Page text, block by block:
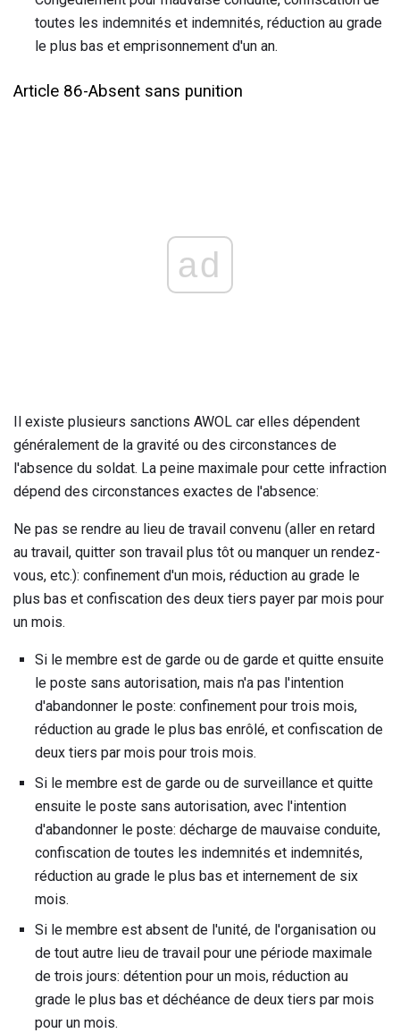
toutes les indemnités et indemnités, réduction au grade
le plus bas et emprisonnement d'un an.
Article 86-Absent sans punition
ad
Il existe plusieurs sanctions AWOL car elles dépendent
généralement de la gravité ou des circonstances de
l'absence du soldat. La peine maximale pour cette infraction
dépend des circonstances exactes de l'absence:
Ne pas se rendre au lieu de travail convenu (aller en retard
au travail, quitter son travail plus tôt ou manquer un rendez-
vous, etc.): confinement d'un mois, réduction au grade le
plus bas et confiscation des deux tiers payer par mois pour
un mois.
Si le membre est de garde ou de garde et quitte ensuite
le poste sans autorisation, mais n'a pas l'intention
d'abandonner le poste: confinement pour trois mois,
réduction au grade le plus bas enrôlé, et confiscation de
deux tiers par mois pour trois mois.
Si le membre est de garde ou de surveillance et quitte
ensuite le poste sans autorisation, avec l'intention
d'abandonner le poste: décharge de mauvaise conduite,
confiscation de toutes les indemnités et indemnités,
réduction au grade le plus bas et internement de six
mois.
Si le membre est absent de l'unité, de l'organisation ou
de tout autre lieu de travail pour une période maximale
de trois jours: détention pour un mois, réduction au
grade le plus bas et déchéance de deux tiers par mois
pour un mois.